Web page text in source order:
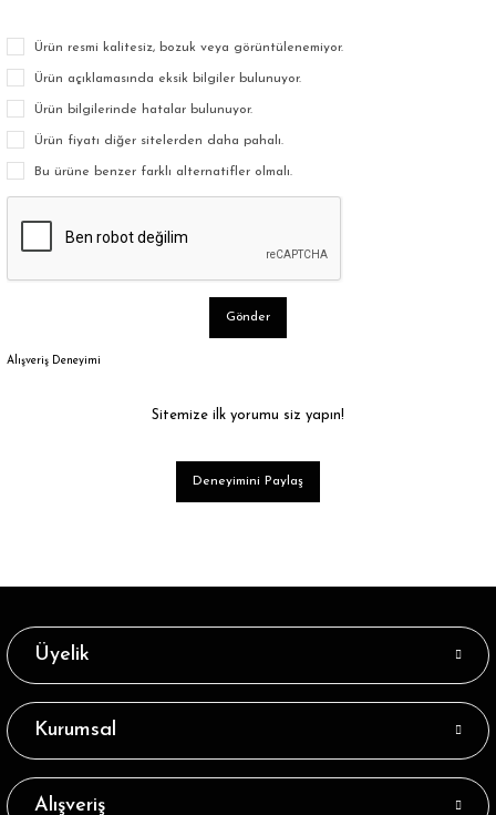
Ürün resmi kalitesiz, bozuk veya görüntülenemiyor.
Ürün açıklamasında eksik bilgiler bulunuyor.
Ürün bilgilerinde hatalar bulunuyor.
Ürün fiyatı diğer sitelerden daha pahalı.
Bu ürüne benzer farklı alternatifler olmalı.
Gönder
Alışveriş Deneyimi
Sitemize ilk yorumu siz yapın!
Deneyimini Paylaş
Üyelik
Kurumsal
Alışveriş